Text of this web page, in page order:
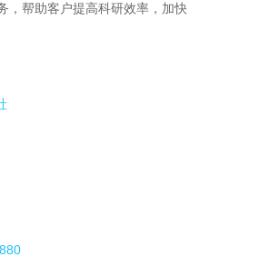
，帮助客户提高科研效率，加快